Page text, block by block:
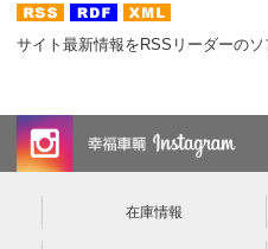
サイト最新情報をRSSリーダーのソ
在庫情報